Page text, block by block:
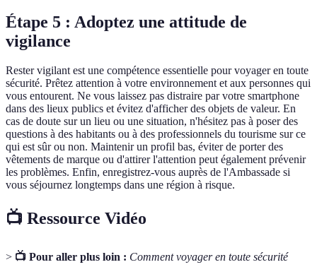
Étape 5 : Adoptez une attitude de
vigilance
Rester vigilant est une compétence essentielle pour voyager en toute
sécurité. Prêtez attention à votre environnement et aux personnes qui
vous entourent. Ne vous laissez pas distraire par votre smartphone
dans des lieux publics et évitez d'afficher des objets de valeur. En
cas de doute sur un lieu ou une situation, n'hésitez pas à poser des
questions à des habitants ou à des professionnels du tourisme sur ce
qui est sûr ou non. Maintenir un profil bas, éviter de porter des
vêtements de marque ou d'attirer l'attention peut également prévenir
les problèmes. Enfin, enregistrez-vous auprès de l'Ambassade si
vous séjournez longtemps dans une région à risque.
📺 Ressource Vidéo
> 📺 Pour aller plus loin : Comment voyager en toute sécurité